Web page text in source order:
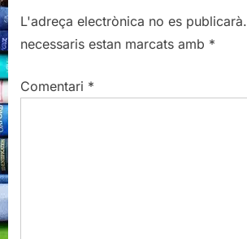
o
u
P
P
o
t
L'adreça electrònica no es publicarà.
necessaris estan marcats amb *
Comentari *